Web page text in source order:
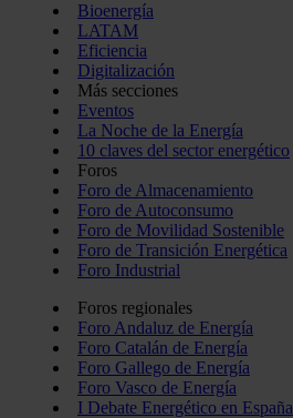
Bioenergía
LATAM
Eficiencia
Digitalización
Más secciones
Eventos
La Noche de la Energía
10 claves del sector energético
Foros
Foro de Almacenamiento
Foro de Autoconsumo
Foro de Movilidad Sostenible
Foro de Transición Energética
Foro Industrial
Foros regionales
Foro Andaluz de Energía
Foro Catalán de Energía
Foro Gallego de Energía
Foro Vasco de Energía
I Debate Energético en España